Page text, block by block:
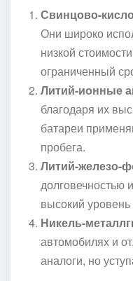
Свинцово-
Они широко
низкой
ограниченный
Литий-ионные
благодаря их
батареи
пробега.
Литий-железо-
долговечностью
высокий уровень
Никель-
автомобилях и
аналоги, но